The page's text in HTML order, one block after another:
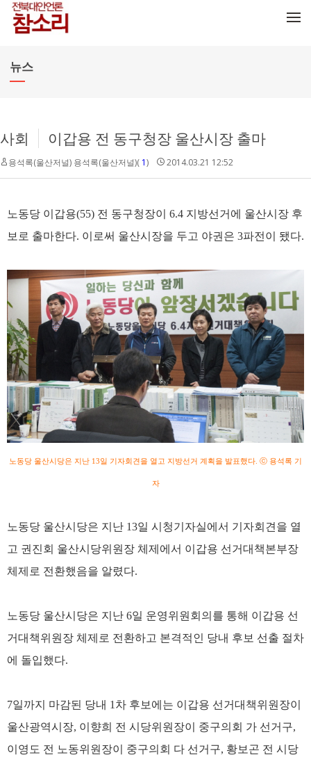
뉴스
사회 이갑용 전 동구청장 울산시장 출마
용석록(울산저널) 용석록(울산저널)( 1) 2014.03.21 12:52
노동당 이갑용(55) 전 동구청장이 6.4 지방선거에 울산시장 후
보로 출마한다. 이로써 울산시장을 두고 야권은 3파전이 됐다.
노동당 울산시당은 지난 13일 기자회견을 열고 지방선거 계획을 발표했다. ⓒ 용석록 기
자
노동당 울산시당은 지난 13일 시청기자실에서 기자회견을 열
고 권진회 울산시당위원장 체제에서 이갑용 선거대책본부장
체제로 전환했음을 알렸다.
노동당 울산시당은 지난 6일 운영위원회의를 통해 이갑용 선
거대책위원장 체제로 전환하고 본격적인 당내 후보 선출 절차
에 돌입했다.
7일까지 마감된 당내 1차 후보에는 이갑용 선거대책위원장이
울산광역시장, 이향희 전 시당위원장이 중구의회 가 선거구,
이영도 전 노동위원장이 중구의회 다 선거구, 황보곤 전 시당